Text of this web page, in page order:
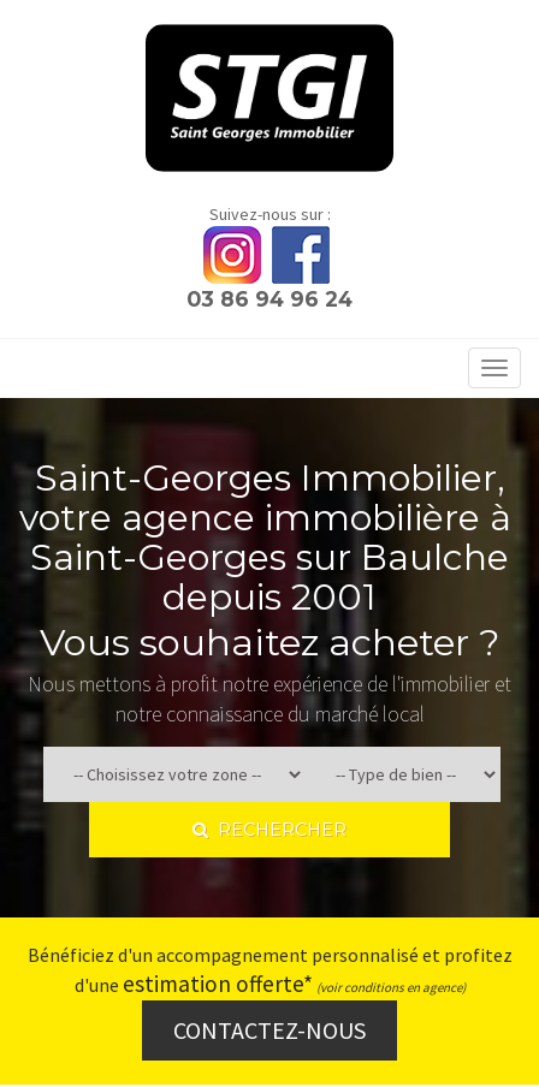
Suivez-nous sur :
03 86 94 96 24
Saint-Georges Immobilier,
votre agence immobilière à
Saint-Georges sur Baulche
depuis 2001
Vous souhaitez acheter ?
Nous mettons à profit notre expérience de l'immobilier et
notre connaissance du marché local
RECHERCHER
Bénéficiez d'un accompagnement personnalisé et profitez
d'une estimation offerte* (voir conditions en agence)
CONTACTEZ-NOUS